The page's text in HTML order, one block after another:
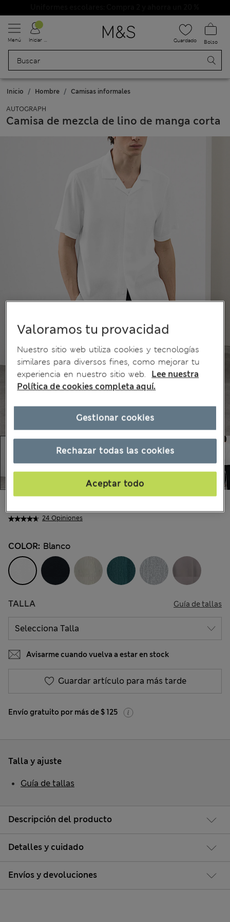
Menú Iniciar sesión Guardado Bolso
Inicio Hombre Camisas informales
AUTOGRAPH
Camisa de mezcla de lino de manga corta
24 Opiniones
COLOR: Blanco
TALLA Guía de tallas
Avisarme cuando vuelva a estar en stock
Guardar artículo para más tarde
Envío gratuito por más de $ 125
Descripción del producto
Detalles y cuidado
Envíos y devoluciones
Talla y ajuste
Guía de tallas
Valoramos tu provacidad
Nuestro sitio web utiliza cookies y tecnologías
similares para diversos fines, como mejorar tu
experiencia en nuestro sitio web.
Lee nuestra
Política de cookies completa aquí.
Rechazar todas las cookies
Aceptar todo
Gestionar cookies